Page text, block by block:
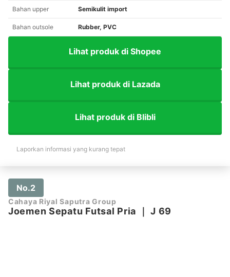
Bahan upper Semikulit import
Bahan outsole Rubber, PVC
Lihat produk di Shopee
Lihat produk di Lazada
Lihat produk di Blibli
Laporkan informasi yang kurang tepat
No.2
Cahaya Riyal Saputra Group
Joemen Sepatu Futsal Pria ｜J 69